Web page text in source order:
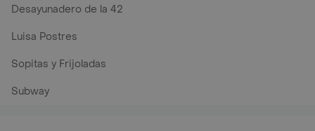
Desayunadero de la 42
Luisa Postres
Sopitas y Frijoladas
Subway